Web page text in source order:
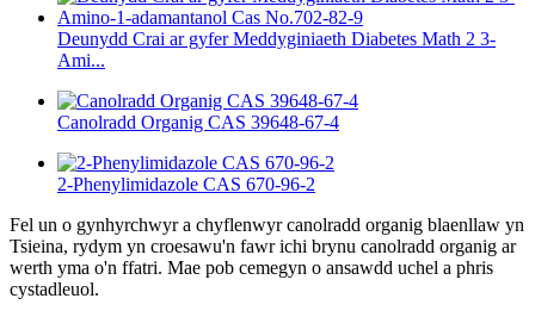
Deunydd Crai ar gyfer Meddyginiaeth Diabetes Math 2 3-
Ami...
Canolradd Organig CAS 39648-67-4
2-Phenylimidazole CAS 670-96-2
Fel un o gynhyrchwyr a chyflenwyr canolradd organig blaenllaw yn
Tsieina, rydym yn croesawu'n fawr ichi brynu canolradd organig ar
werth yma o'n ffatri. Mae pob cemegyn o ansawdd uchel a phris
cystadleuol.